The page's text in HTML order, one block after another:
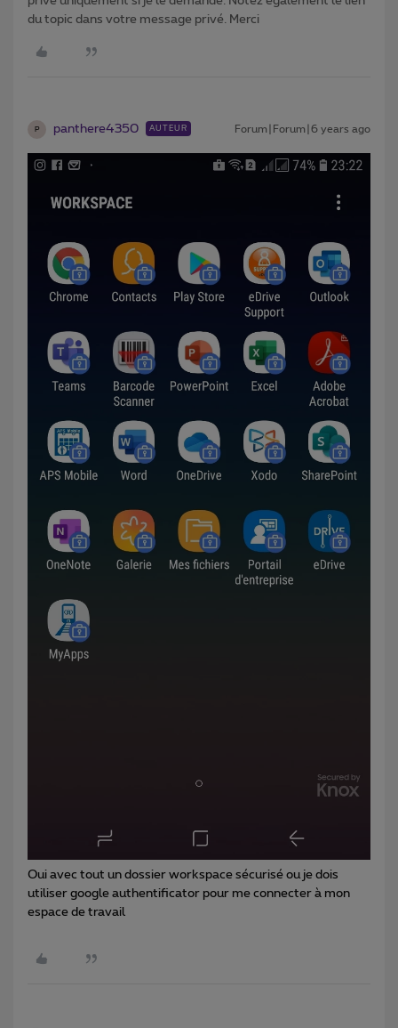
du topic dans votre message privé. Merci
P panthere4350 AUTEUR Forum|Forum|6 years ago
Oui avec tout un dossier workspace sécurisé ou je dois
utiliser google authentificator pour me connecter à mon
espace de travail